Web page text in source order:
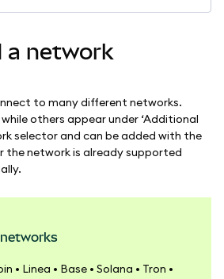
a network
to many different networks.
others appear under ‘Additional
selector and can be added with the
the network is already supported
networks
• Linea • Base • Solana • Tron •